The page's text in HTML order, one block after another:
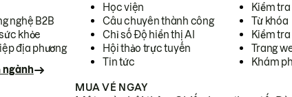
nghệ B2B
khỏe
địa phương
ngành
Học viện
Câu chuyên thành công
Chỉ số Độ hiển thị AI
Hội thảo trực tuyến
Tin tức
Kiểm
Từ khóa
Kiểm
Trang
Khám
MUA VÉ NGAY